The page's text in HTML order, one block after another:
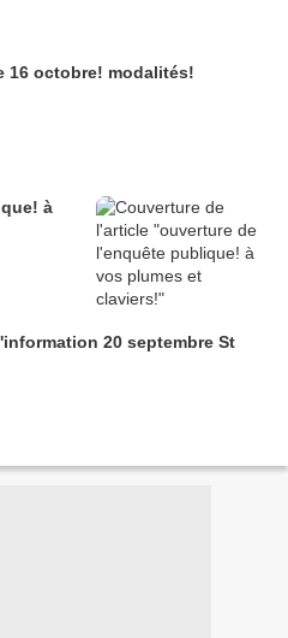
16 octobre! modalités!
à
20 septembre St